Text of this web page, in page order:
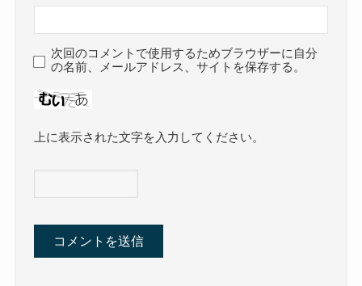
次回のコメントで使用するためブラウザーに自分
の名前、メールアドレス、サイトを保存する。
上に表示された文字を入力してください。